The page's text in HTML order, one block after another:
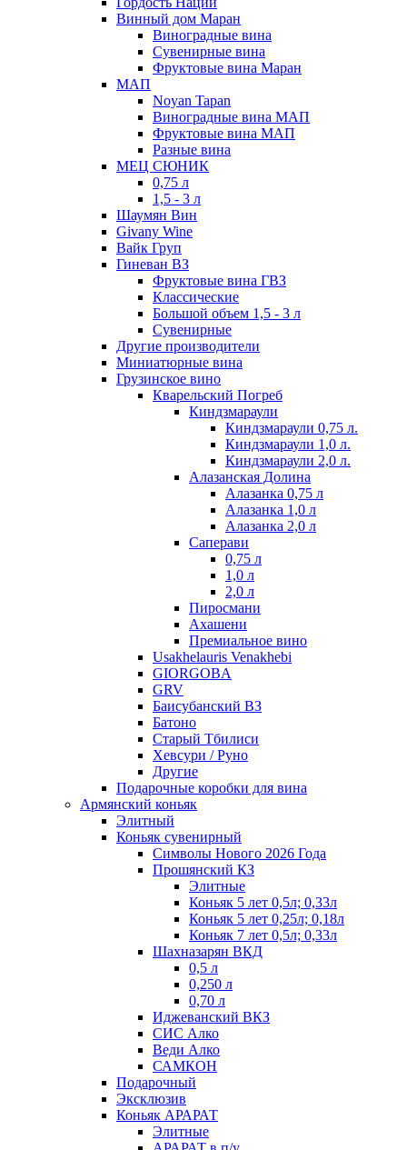
Винный дом Маран
Виноградные вина
Сувенирные вина
Фруктовые вина Маран
МАП
Noyan Tapan
Виноградные вина МАП
Фруктовые вина МАП
Разные вина
МЕЦ СЮНИК
0,75 л
1,5 - 3 л
Шаумян Вин
Givany Wine
Вайк Груп
Гиневан ВЗ
Фруктовые вина ГВЗ
Классические
Большой объем 1,5 - 3 л
Сувенирные
Другие производители
Миниатюрные вина
Грузинское вино
Кварельский Погреб
Киндзмараули
Киндзмараули 0,75 л.
Киндзмараули 1,0 л.
Киндзмараули 2,0 л.
Алазанская Долина
Алазанка 0,75 л
Алазанка 1,0 л
Алазанка 2,0 л
Саперави
0,75 л
1,0 л
2,0 л
Пиросмани
Ахашени
Премиальное вино
Usakhelauris Venakhebi
GIORGOBA
GRV
Баисубанский ВЗ
Батоно
Старый Тбилиси
Хевсури / Руно
Другие
Подарочные коробки для вина
Армянский коньяк
Элитный
Коньяк сувенирный
Символы Нового 2026 Года
Прошянский КЗ
Элитные
Коньяк 5 лет 0,5л; 0,33л
Коньяк 5 лет 0,25л; 0,18л
Коньяк 7 лет 0,5л; 0,33л
Шахназарян ВКД
0,5 л
0,250 л
0,70 л
Иджеванский ВКЗ
СИС Алко
Веди Алко
САМКОН
Подарочный
Эксклюзив
Коньяк АРАРАТ
Элитные